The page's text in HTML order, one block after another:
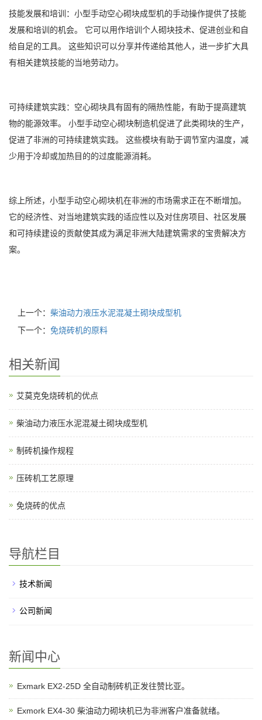
技能发展和培训：小型手动空心砌块成型机的手动操作提供了技能
发展和培训的机会。 它可以用作培训个人砌块技术、促进创业和自
给自足的工具。 这些知识可以分享并传递给其他人，进一步扩大具
有相关建筑技能的当地劳动力。
可持续建筑实践：空心砌块具有固有的隔热性能，有助于提高建筑
物的能源效率。 小型手动空心砌块制造机促进了此类砌块的生产，
促进了非洲的可持续建筑实践。 这些模块有助于调节室内温度，减
少用于冷却或加热目的的过度能源消耗。
综上所述，小型手动空心砌块机在非洲的市场需求正在不断增加。
它的经济性、对当地建筑实践的适应性以及对住房项目、社区发展
和可持续建设的贡献使其成为满足非洲大陆建筑需求的宝贵解决方
案。
上一个： 柴油动力液压水泥混凝土砌块成型机
下一个： 免烧砖机的原料
相关新闻
艾莫克免烧砖机的优点
柴油动力液压水泥混凝土砌块成型机
制砖机操作规程
压砖机工艺原理
免烧砖的优点
导航栏目
技术新闻
公司新闻
新闻中心
Exmark EX2-25D 全自动制砖机正发往赞比亚。
Exmork EX4-30 柴油动力砌块机已为非洲客户准备就绪。